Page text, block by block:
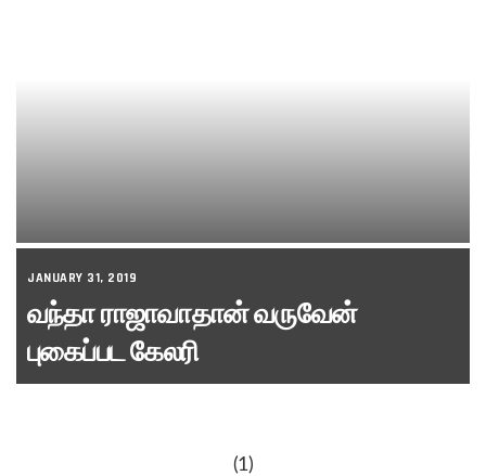
JANUARY 31, 2019
வந்தா ராஜாவாதான் வருவேன்
புகைப்பட கேலரி
(1)